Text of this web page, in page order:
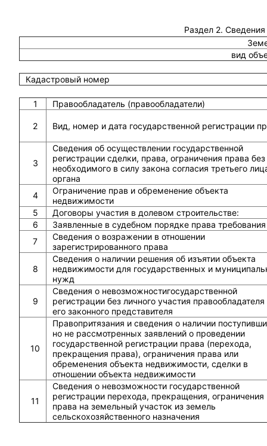
Раздел 2.
вид
Кадастровый номер
1 Правообладатель (правообладатели)
2 Вид, номер и дата государственной регистрации
3
Сведения об осуществлении государственной
регистрации сделки, права, ограничения права без
необходимого в силу закона согласия третьего
органа
4
Ограничение прав и обременение объекта
недвижимости
5
Договоры участия в долевом строительстве:
6
Заявленные в судебном порядке права требования
7
Сведения о возражении в отношении
зарегистрированного права
8
Сведения о наличии решения об изъятии объекта
недвижимости для государственных и
нужд
9
Сведения о невозможностигосударственной
регистрации без личного участия правообладателя
его законного представителя
10
Правопритязания и сведения о наличии
но не рассмотренных заявлений о проведении
государственной регистрации права (перехода,
прекращения права), ограничения права или
обременения объекта недвижимости, сделки в
отношении объекта недвижимости
11
Сведения о невозможности государственной
регистрации перехода, прекращения, ограничения
права на земельный участок из земель
сельскохозяйственного назначения